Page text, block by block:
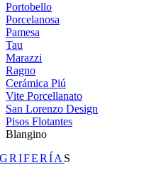
Portobello
Porcelanosa
Pamesa
Tau
Marazzi
Ragno
Cerámica Piú
Vite Porcellanato
San Lorenzo Design
Pisos Flotantes
Blangino
GRIFERÍA S